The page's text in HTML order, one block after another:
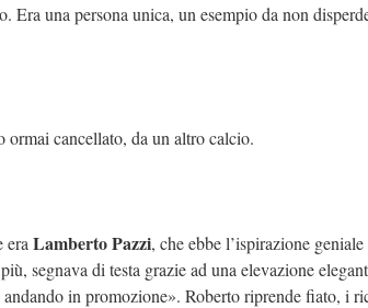
Era una persona unica, un esempio da non
cancellato, da un altro calcio.
era Lamberto Pazzi, che ebbe l’ispirazione geniale
segnava di testa grazie ad una elevazione
in promozione». Roberto riprende fiato, i